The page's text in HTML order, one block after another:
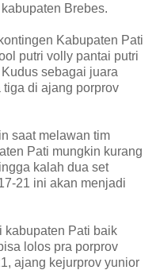
Brebes.
Kabupaten Pati
putri volly pantai putri
sebagai juara
di ajang porprov
saat melawan tim
Pati mungkin kurang
kalah dua set
21 ini akan menjadi
kabupaten Pati baik
lolos pra porprov
ajang kejurprov yunior